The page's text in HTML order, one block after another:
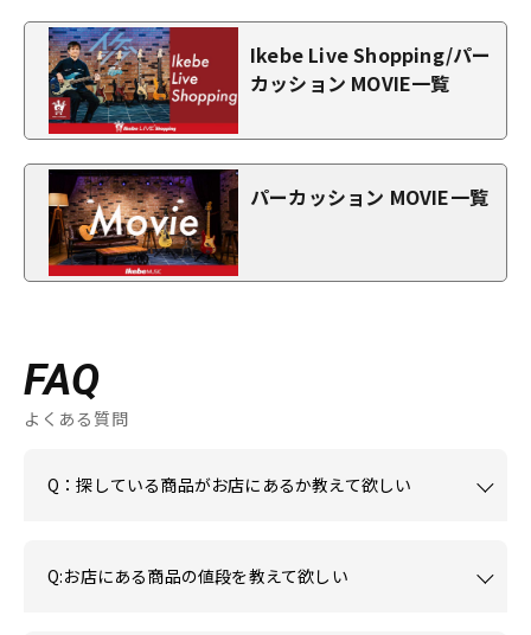
Ikebe Live Shopping/パー
カッション MOVIE一覧
パーカッション MOVIE一覧
FAQ
よくある質問
Q：探している商品がお店にあるか教えて欲しい
Q:お店にある商品の値段を教えて欲しい